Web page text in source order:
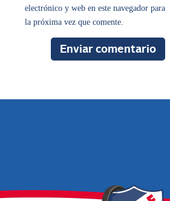
electrónico y web en este navegador para
la próxima vez que comente.